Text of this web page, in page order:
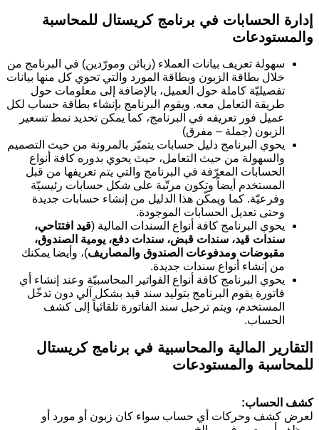
إدارة الحسابات في برنامج كريستال للمحاسبة
والمستودعات
سهولة تعريف بيانات العملاء (زبائن ومورّدين) في البرنامج من
خلال بطاقة الزبون وبطاقة المورد والتي تحوي كل منها بيانات
تفصيليّة كاملة حول العميل، بالإضافة إلى معلومات حول
طريقة التعامل معه. ويقوم البرنامج بإنشاء بطاقة حساب لكل
عميل فور تعريفه في البرنامج، كما يمكن تحديد نمط تسعير
الزبون (جملة – مفرق)
يحوي البرنامج دليل حسابات يتميّز بالمرونة من حيث التصميم
والسهولة من حيث التعامل، حيث يحوي بدوره كافة أنواع
الحسابات المعرّفة في البرنامج والتي يتم تعريفها من قبل
المستخدم أيضاً وتكون مرتّبة على شكل حسابات رئيسيّة
وفرعيّة. كما ويمكّن هذا الدليل من إنشاء حسابات جديدة
وحتى تعديل الحسابات الموجودة.
يحوي البرنامج كافة أنواع السندات المالية (قيد افتتاحي،
سندات قيد، سندات قبض، سندات دفع، يومية الصندوق،
مقبوضات ومدفوعات الصندوق والمصاريف)، وأيضا يمكنك
من إنشاء أنواع سندات جديدة.
يحوي البرنامج كافة أنواع الفواتير المحاسبيّة وعند إنشاء أي
فاتورة يقوم البرنامج بتوليد سند قيد بشكل آلي دون تدخّل
المستخدم، ويتم ترحيل سند الفاتورة تلقائياً إلى كشف
الحساب.
التقارير المالية والمحاسبية في برنامج كريستال
للمحاسبة والمستودعات
كشف الحساب:
لعرض كشف وحركات أي حساب سواء كان زبون أو مورد أو